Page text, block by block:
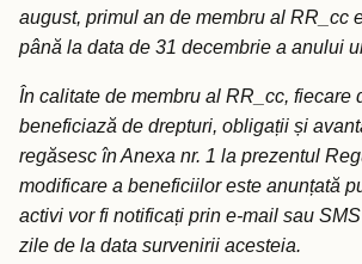
august, primul an de membru al RR_cc
până la data de 31 decembrie a anului
În calitate de membru al RR_cc, fiecare
beneficiază de drepturi, obligații și
regăsesc în Anexa nr. 1 la prezentul
modificare a beneficiilor este anunțată
activi vor fi notificați prin e-mail sau
zile de la data survenirii acesteia.